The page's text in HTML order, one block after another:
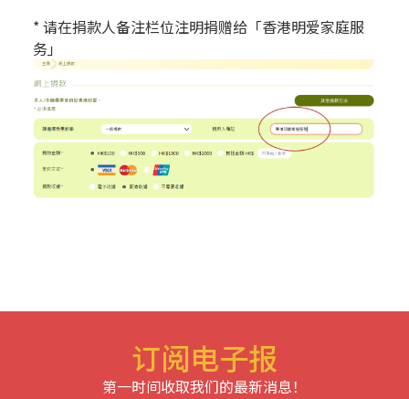
* 请在捐款人备注栏位注明捐赠给「香港明爱家庭服
务」
订阅电子报
第一时间收取我们的最新消息！